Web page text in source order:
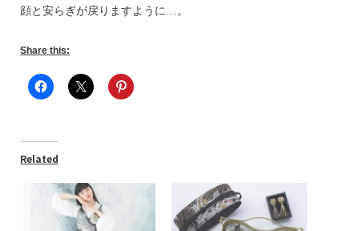
顔と安らぎが戻りますように…。
Share this:
Related